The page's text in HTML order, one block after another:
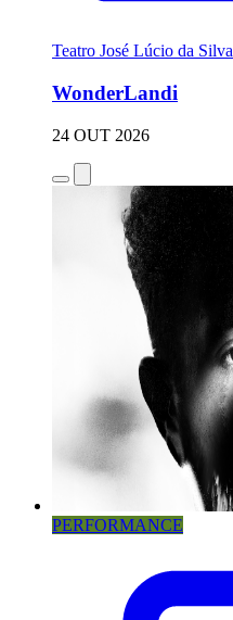
Teatro José Lúcio da Silva
WonderLandi
24 OUT 2026
PERFORMANCE